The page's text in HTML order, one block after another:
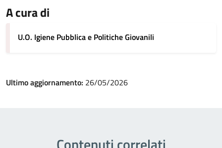
A cura di
U.O. Igiene Pubblica e Politiche Giovanili
Ultimo aggiornamento: 26/05/2026